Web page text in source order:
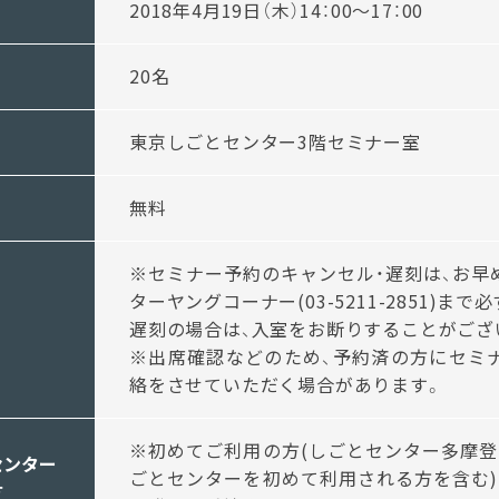
2018年4月19日（木）14：00～17：00
20名
東京しごとセンター3階セミナー室
無料
※セミナー予約のキャンセル・遅刻は、お
ターヤングコーナー(03-5211-2851)まで必
遅刻の場合は、入室をお断りすることがござ
※出席確認などのため、予約済の方にセミ
絡をさせていただく場合があります。
ター
※初めてご利用の方(しごとセンター多摩登
ごとセンターを初めて利用される方を含む